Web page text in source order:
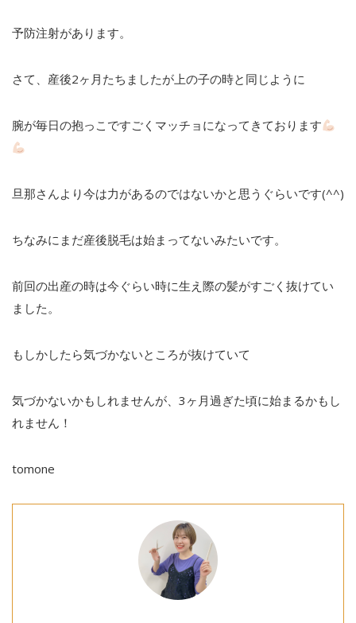
予防注射があります。
さて、産後2ヶ月たちましたが上の子の時と同じように
腕が毎日の抱っこですごくマッチョになってきております
旦那さんより今は力があるのではないかと思うぐらいです(^^)
ちなみにまだ産後脱毛は始まってないみたいです。
前回の出産の時は今ぐらい時に生え際の髪がすごく抜けてい
ました。
もしかしたら気づかないところが抜けていて
気づかないかもしれませんが、3ヶ月過ぎた頃に始まるかもし
れません！
tomone